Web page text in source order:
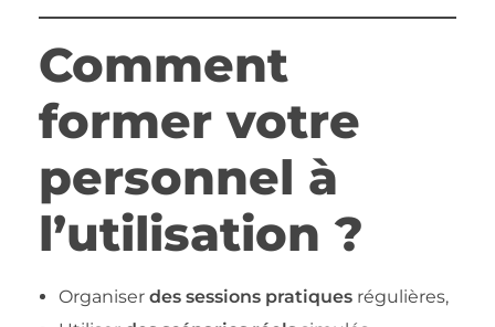
Comment
former votre
personnel à
l’utilisation ?
Organiser des sessions pratiquesrégulières,